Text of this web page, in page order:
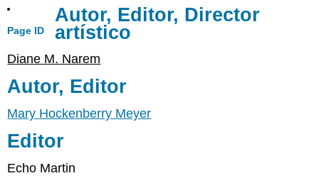
Page ID
Autor, Editor, Director
artístico
Diane M. Narem
Autor, Editor
Mary Hockenberry Meyer
Editor
Echo Martin